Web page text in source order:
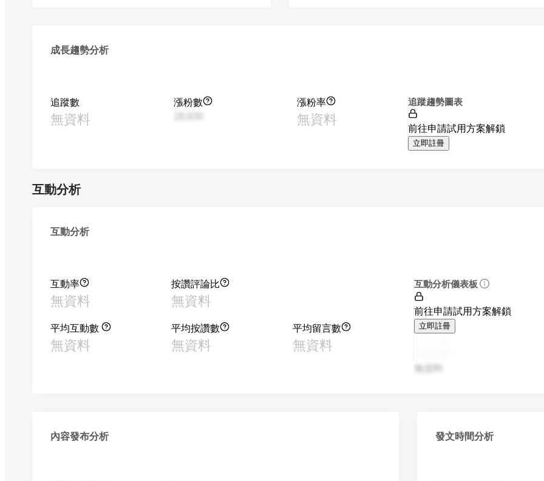
成長趨勢分析
追蹤數
無資料
漲粉數
漲粉率
無資料
追蹤趨勢圖表
前往申請試用方案解鎖
立即註冊
互動分析
互動分析
互動率
無資料
按讚評論比
無資料
平均互動數
無資料
平均按讚數
無資料
平均留言數
無資料
互動分析儀表板
前往申請試用方案解鎖
立即註冊
無資料
內容發布分析 發文時間分析